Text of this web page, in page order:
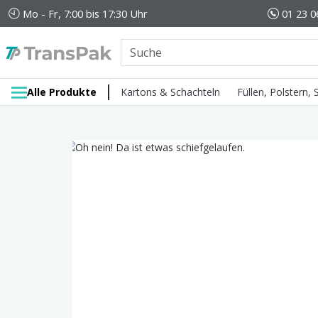
Mo - Fr, 7:00 bis 17:30 Uhr 01 23
Alle Produkte Kartons & Schachteln Füllen, Polstern,